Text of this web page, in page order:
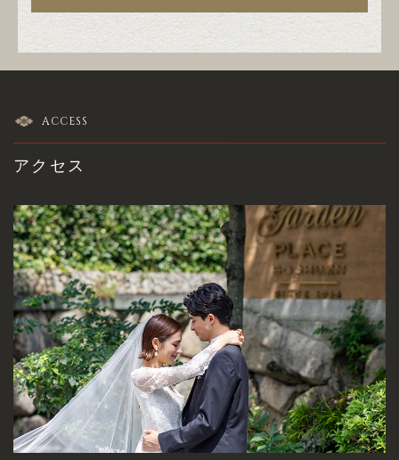
ACCESS
アクセス